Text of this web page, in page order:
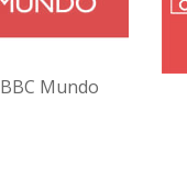
BBC Mundo